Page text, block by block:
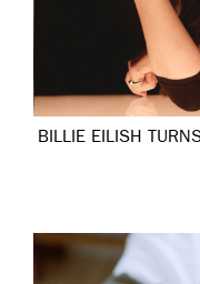
BILLIE EILISH